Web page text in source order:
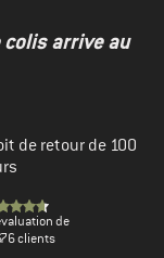
arrive au
de retour de 100
de
clients